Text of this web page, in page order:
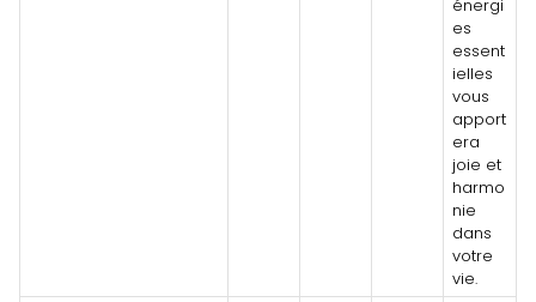
énergi
es
essent
ielles
vous
apport
era
joie et
harmo
nie
dans
votre
vie.